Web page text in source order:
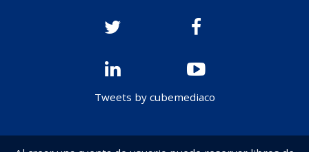
Tweets by cubemediaco